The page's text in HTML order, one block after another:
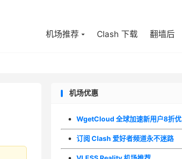
机场推荐 Clash 下载 翻墙后
机场优惠
WgetCloud 全球加速新用户8折
订阅 Clash 爱好者频道永不迷路